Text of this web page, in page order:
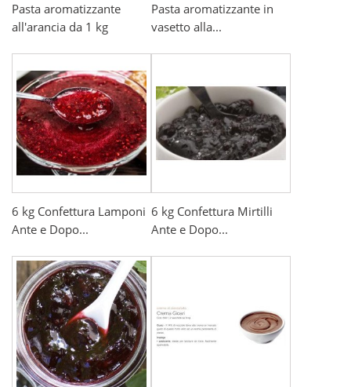
Pasta aromatizzante
all'arancia da 1 kg
Pasta aromatizzante in
vasetto alla...
6 kg Confettura Lamponi
Ante e Dopo...
6 kg Confettura Mirtilli
Ante e Dopo...